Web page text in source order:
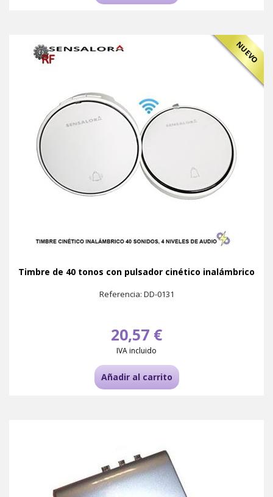
NUEVO
Timbre de 40 tonos con pulsador cinético inalámbrico
Referencia: DD-0131
20,57 €
IVA incluido
Añadir al carrito